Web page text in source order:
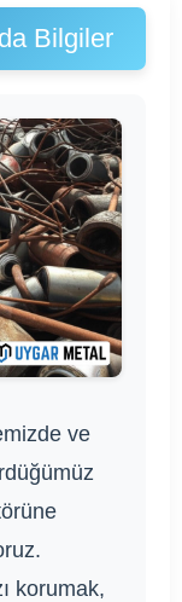
Bilgiler
ve
korumak,